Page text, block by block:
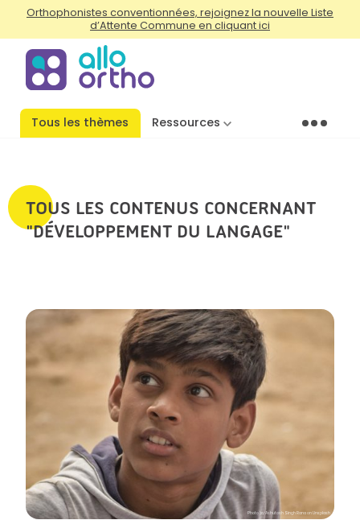
Orthophonistes conventionnées, rejoignez la nouvelle Liste
d’Attente Commune en cliquant ici
Tous les thèmes Ressources Menu
TOUS LES CONTENUS CONCERNANT
"DÉVELOPPEMENT DU LANGAGE"
Photo by Ashutosh Singh Rana on Unsplash